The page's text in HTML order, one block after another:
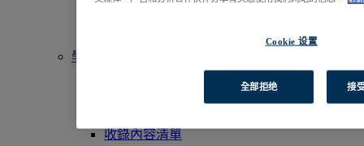
學習
收錄內容清單
Cookie 设置
全部拒绝 接